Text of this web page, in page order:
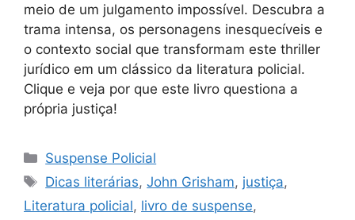
meio de um julgamento impossível. Descubra a
trama intensa, os personagens inesquecíveis e
o contexto social que transformam este thriller
jurídico em um clássico da literatura policial.
Clique e veja por que este livro questiona a
própria justiça!
Categorias
Suspense Policial
Tags
Dicas literárias,John Grisham, justiça,
Literatura policial, livro de suspense,